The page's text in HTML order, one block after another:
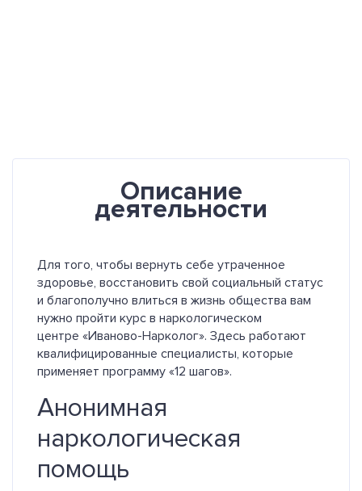
Описание
деятельности
Для того, чтобы вернуть себе утраченное
здоровье, восстановить свой социальный статус
и благополучно влиться в жизнь общества вам
нужно пройти курс в наркологическом
центре «Иваново-Нарколог». Здесь работают
квалифицированные специалисты, которые
применяет программу «12 шагов».
Анонимная
наркологическая
помощь